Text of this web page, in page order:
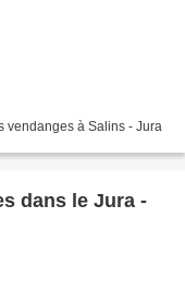
vendanges à Salins - Jura
dans le Jura -